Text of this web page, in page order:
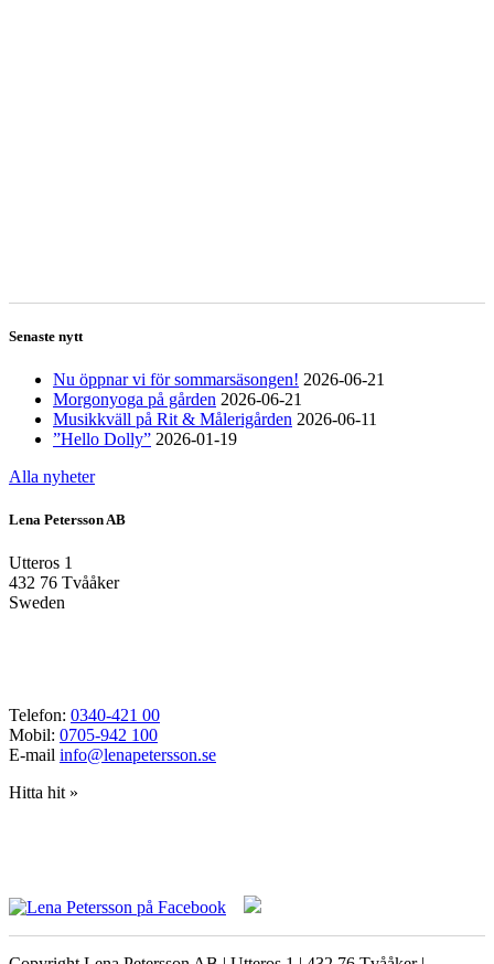
Senaste nytt
Nu öppnar vi för sommarsäsongen! 2026-06-21
Morgonyoga på gården 2026-06-21
Musikkväll på Rit & Målerigården 2026-06-11
”Hello Dolly” 2026-01-19
Alla nyheter
Lena Petersson AB
Utteros 1
432 76 Tvååker
Sweden
Telefon: 0340-421 00
Mobil: 0705-942 100
E-mail info@lenapetersson.se
Hitta hit »